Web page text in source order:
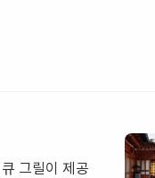
그릴이 제공